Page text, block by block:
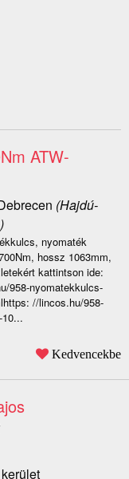
ATW-
(Hajdú-
nyomaték
hossz 1063mm,
kattintson ide:
958-nyomatekkulcs-
//lincos.hu/958-
Kedvencekbe